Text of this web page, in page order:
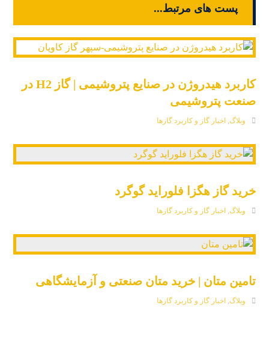
پست های مرتبط...
کاربرد هیدروژن در صنایع پتروشیمی | گاز H2 در
صنعت پتروشیمی
وبلاگ, اخبار گاز و کاربرد گازها
خرید گاز هگزا فلوراید گوگرد
وبلاگ, اخبار گاز و کاربرد گازها
تامین متان | خرید متان صنعتی و آزمایشگاهی
وبلاگ, اخبار گاز و کاربرد گازها